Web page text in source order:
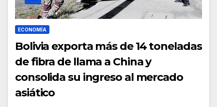
ECONOMÍA
Bolivia exporta más de 14 toneladas
de fibra de llama a China y
consolida su ingreso al mercado
asiático